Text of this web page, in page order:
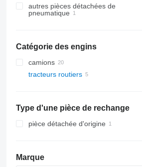
autres pièces détachées de
pneumatique
Catégorie des engins
camions
tracteurs routiers
Type d'une pièce de rechange
pièce détachée d'origine
Marque